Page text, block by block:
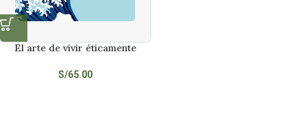
El arte de vivir éticamente
S/65.00